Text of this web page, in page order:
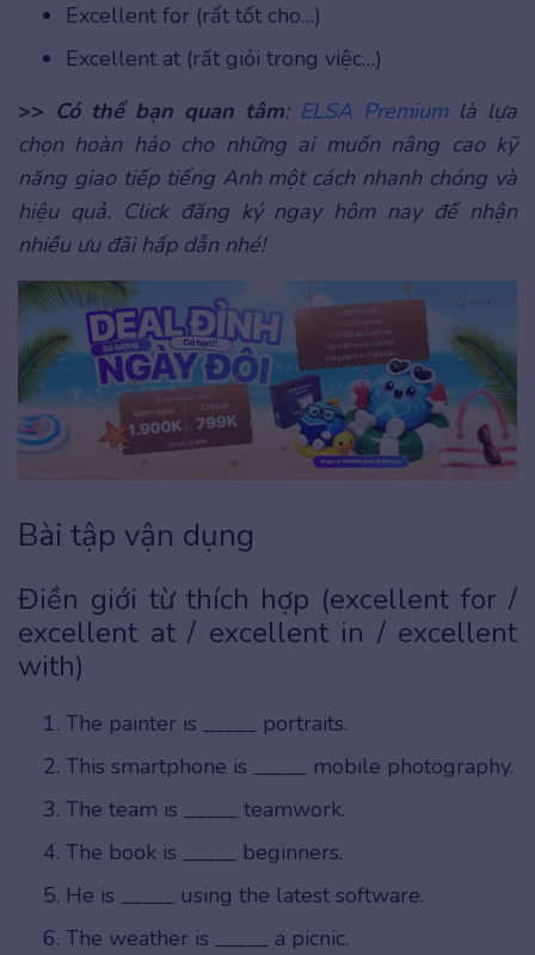
Excellent for (rất tốt cho…)
Excellent at (rất giỏi trong việc…)
>> Có thể bạn quan tâm: ELSA Premiumlà lựa
chọn hoàn hảo cho những ai muốn nâng cao kỹ
năng giao tiếp tiếng Anh một cách nhanh chóng và
hiệu quả. Click đăng ký ngay hôm nay để nhận
nhiều ưu đãi hấp dẫn nhé!
Bài tập vận dụng
Điền giới từ thích hợp (excellent for /
excellent at / excellent in / excellent
with)
The painter is _____ portraits.
This smartphone is _____ mobile photography.
The team is _____ teamwork.
The book is _____ beginners.
He is _____ using the latest software.
The weather is _____ a picnic.